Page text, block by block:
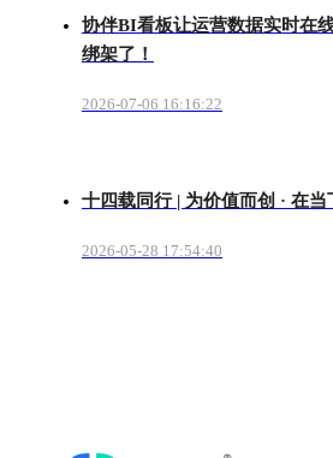
协伴BI看板让运营数据实时在
绑架了！
2026-07-06 16:16:22
十四载同行 | 为价值而创 · 在当
2026-05-28 17:54:40